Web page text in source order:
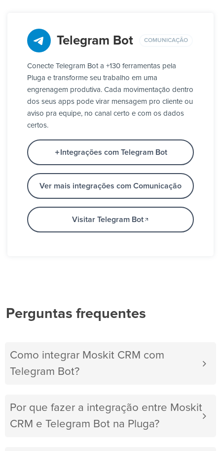
Telegram Bot COMUNICAÇÃO
Conecte Telegram Bot a +130 ferramentas pela
Pluga e transforme seu trabalho em uma
engrenagem produtiva. Cada movimentação dentro
dos seus apps pode virar mensagem pro cliente ou
aviso pra equipe, no canal certo e com os dados
certos.
Integrações com Telegram Bot
Ver mais integrações com Comunicação
Visitar Telegram Bot
Perguntas frequentes
Como integrar Moskit CRM com
Telegram Bot?
Por que fazer a integração entre Moskit
CRM e Telegram Bot na Pluga?